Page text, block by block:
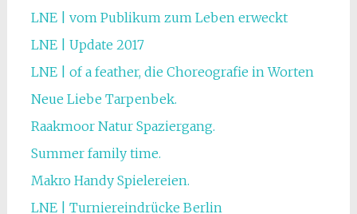
LNE | vom Publikum zum Leben erweckt
LNE | Update 2017
LNE | of a feather, die Choreografie in Worten
Neue Liebe Tarpenbek.
Raakmoor Natur Spaziergang.
Summer family time.
Makro Handy Spielereien.
LNE | Turniereindrücke Berlin